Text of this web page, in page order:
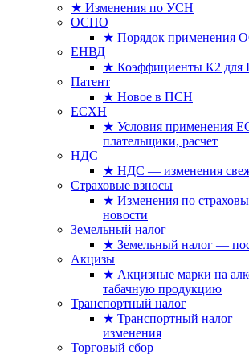
★ Изменения по УСН
ОСНО
★ Порядок применения
ЕНВД
★ Коэффициенты К2 для
Патент
★ Новое в ПСН
ЕСХН
★ Условия применения
плательщики, расчет
НДС
★ НДС — изменения
Страховые взносы
★ Изменения по
новости
Земельный налог
★ Земельный налог —
Акцизы
★ Акцизные марки на
табачную продукцию
Транспортный налог
★ Транспортный налог —
изменения
Торговый сбор